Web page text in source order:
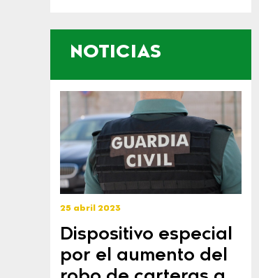
NOTICIAS
25 abril 2023
Dispositivo especial
por el aumento del